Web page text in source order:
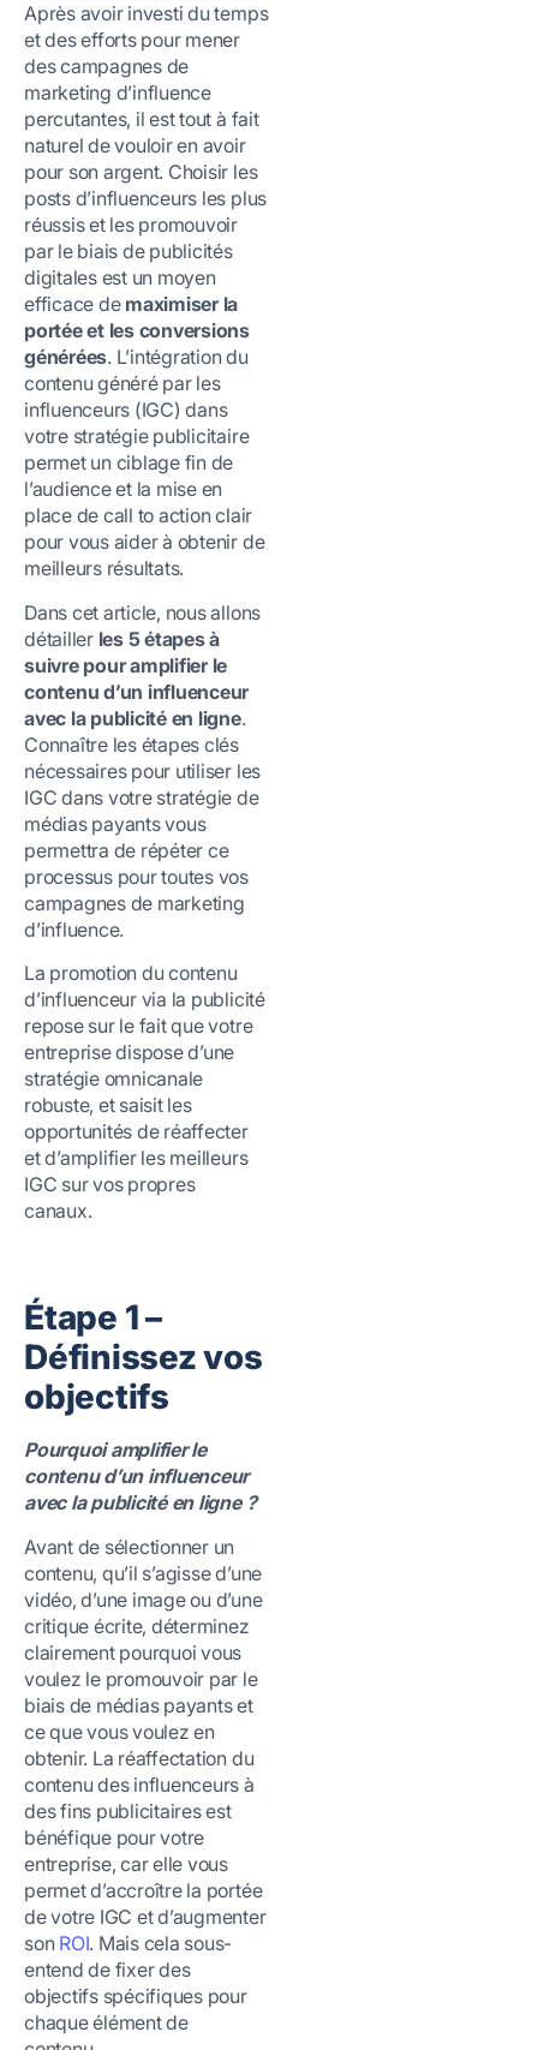
Après avoir investi du temps
et des efforts pour mener
des campagnes de
marketing d’influence
percutantes, il est tout à fait
naturel de vouloir en avoir
pour son argent. Choisir les
posts d’influenceurs les plus
réussis et les promouvoir
par le biais de publicités
digitales est un moyen
efficace de maximiser la
portée et les conversions
générées. L’intégration du
contenu généré par les
influenceurs (IGC) dans
votre stratégie publicitaire
permet un ciblage fin de
l’audience et la mise en
place de call to action clair
pour vous aider à obtenir de
meilleurs résultats.
Dans cet article, nous allons
détailler les 5 étapes à
suivre pour amplifier le
contenu d’un influenceur
avec la publicité en ligne.
Connaître les étapes clés
nécessaires pour utiliser les
IGC dans votre stratégie de
médias payants vous
permettra de répéter ce
processus pour toutes vos
campagnes de marketing
d’influence.
La promotion du contenu
d’influenceur via la publicité
repose sur le fait que votre
entreprise dispose d’une
stratégie omnicanale
robuste, et saisit les
opportunités de réaffecter
et d’amplifier les meilleurs
IGC sur vos propres
canaux.
Étape 1 –
Définissez vos
objectifs
Pourquoiamplifier le
contenu d’un influenceur
avec la publicité en ligne ?
Avant de sélectionner un
contenu, qu’il s’agisse d’une
vidéo, d’une image ou d’une
critique écrite, déterminez
clairement pourquoi vous
voulez le promouvoir par le
biais de médias payants et
ce que vous voulez en
obtenir. La réaffectation du
contenu des influenceurs à
des fins publicitaires est
bénéfique pour votre
entreprise, car elle vous
permet d’accroître la portée
de votre IGC et d’augmenter
son ROI. Mais cela sous-
entend de fixer des
objectifs spécifiques pour
chaque élément de